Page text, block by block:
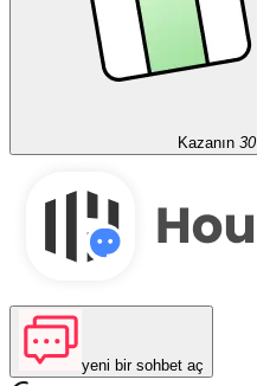
Kazanın 30
yeni bir sohbet aç